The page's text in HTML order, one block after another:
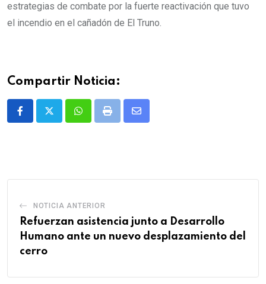
estrategias de combate por la fuerte reactivación que tuvo
el incendio en el cañadón de El Truno.
Compartir Noticia:
WhatsappPrint
Share
NOTICIA ANTERIOR
Refuerzan asistencia junto a Desarrollo
Humano ante un nuevo desplazamiento del
cerro